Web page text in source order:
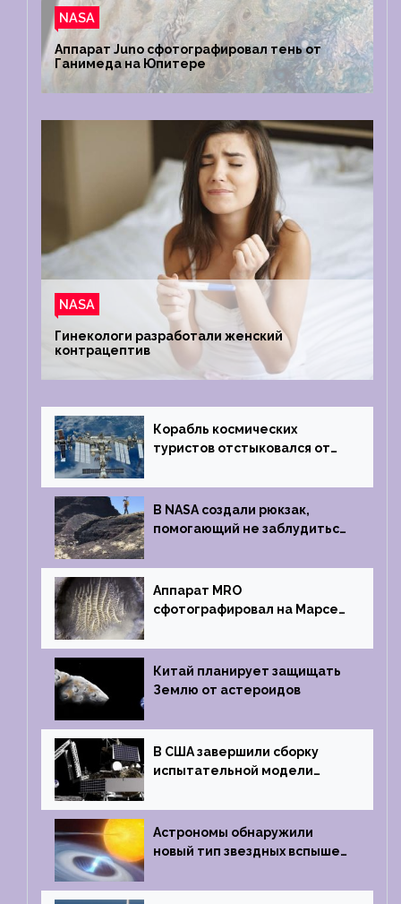
NASA
Аппарат Juno сфотографировал тень от
Ганимеда на Юпитере
NASA
Гинекологи разработали женский
контрацептив
Корабль космических
туристов отстыковался от
на Землю
В NASA создали рюкзак,
помогающий не заблудиться
Аппарат MRO
сфотографировал на Марсе
на отпечаток пальца
Китай планирует защищать
Землю от астероидов
В США завершили сборку
испытательной модели
Griffin
Астрономы обнаружили
новый тип звездных вспышек